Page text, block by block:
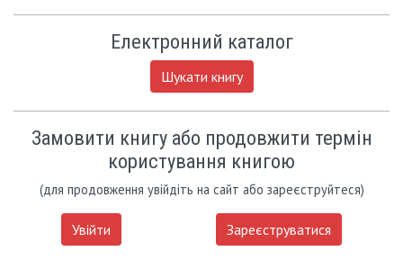
Електронний каталог
Шукати книгу
Замовити книгу або продовжити термін
користування книгою
(для продовження увійдіть на сайт або зареєструйтеся)
Увійти Зареєструватися